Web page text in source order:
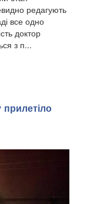
редагують
все одно
доктор
з п...